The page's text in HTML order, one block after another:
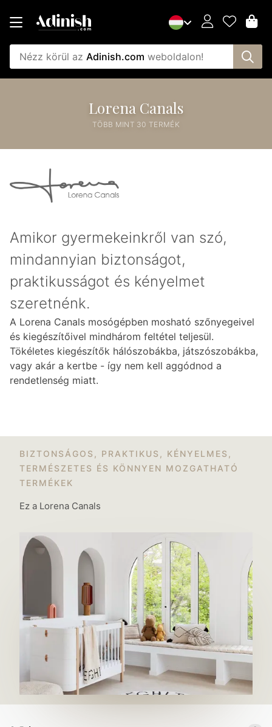
Nézz körül az Adinish.com weboldalon!
Lorena Canals
TÖBB MINT 30 TERMÉK
Amikor gyermekeinkről van szó,
mindannyian biztonságot,
praktikusságot és kényelmet
szeretnénk.
A Lorena Canals mosógépben mosható szőnyegeivel
és kiegészítőivel mindhárom feltétel teljesül.
Tökéletes kiegészítők hálószobákba, játszószobákba,
vagy akár a kertbe - így nem kell aggódnod a
rendetlenség miatt.
BIZTONSÁGOS, PRAKTIKUS, KÉNYELMES,
TERMÉSZETES ÉS KÖNNYEN MOZGATHATÓ
TERMÉKEK
Ez a Lorena Canals